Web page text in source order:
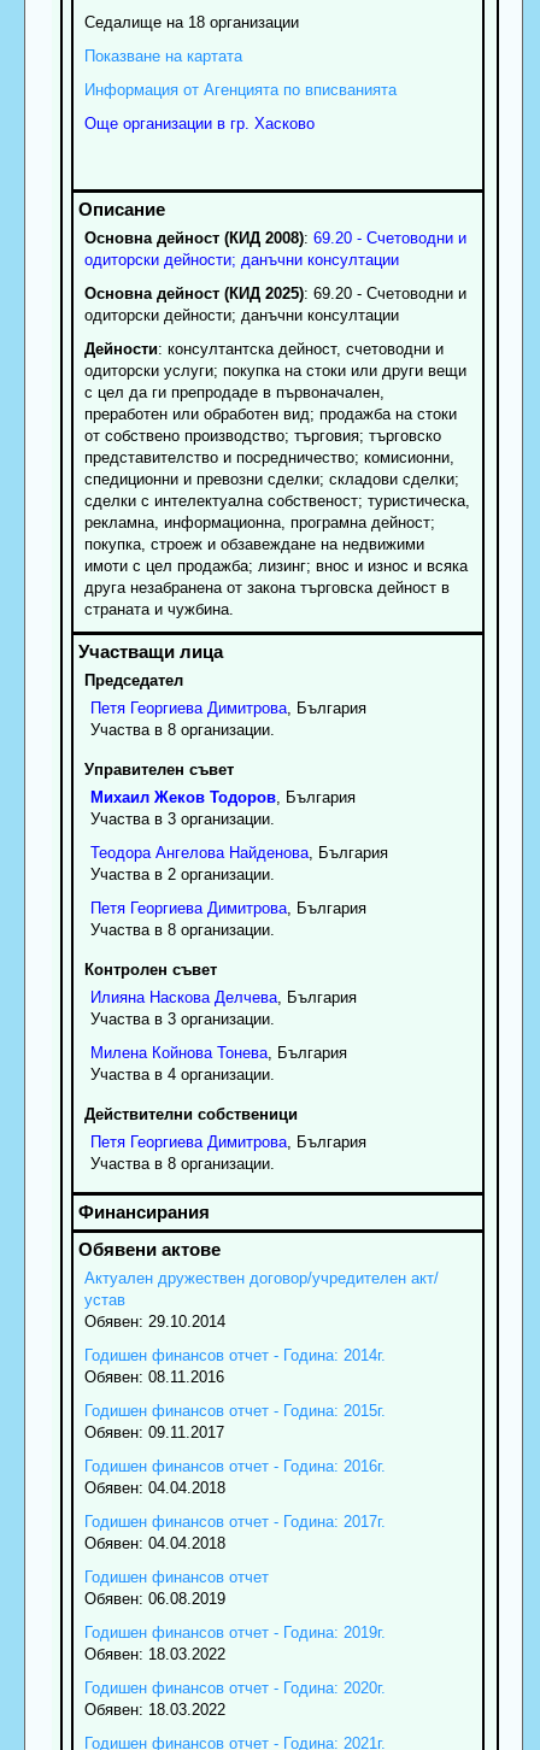
Седалище на 18 организации
Показване на картата
Информация от Агенцията по вписванията
Още организации в гр. Хасково
Основна дейност (КИД 2008): 69.20 - Счетоводни и
одиторски дейности; данъчни консултации
Основна дейност (КИД 2025): 69.20 - Счетоводни и
одиторски дейности; данъчни консултации
Дейности: консултантска дейност, счетоводни и
одиторски услуги; покупка на стоки или други вещи
с цел да ги препродаде в първоначален,
преработен или обработен вид; продажба на стоки
от собствено производство; търговия; търговско
представителство и посредничество; комисионни,
спедиционни и превозни сделки; складови сделки;
сделки с интелектуална собственост; туристическа,
рекламна, информационна, програмна дейност;
покупка, строеж и обзавеждане на недвижими
имоти с цел продажба; лизинг; внос и износ и всяка
друга незабранена от закона търговска дейност в
страната и чужбина.
Председател
Петя Георгиева Димитрова, България
Участва в 8 организации.
Управителен съвет
Михаил Жеков Тодоров, България
Участва в 3 организации.
Теодора Ангелова Найденова, България
Участва в 2 организации.
Петя Георгиева Димитрова, България
Участва в 8 организации.
Контролен съвет
Илияна Наскова Делчева, България
Участва в 3 организации.
Милена Койнова Тонева, България
Участва в 4 организации.
Действителни собственици
Петя Георгиева Димитрова, България
Участва в 8 организации.
Актуален дружествен договор/учредителен акт/
устав
Обявен: 29.10.2014
Годишен финансов отчет - Година: 2014г.
Обявен: 08.11.2016
Годишен финансов отчет - Година: 2015г.
Обявен: 09.11.2017
Годишен финансов отчет - Година: 2016г.
Обявен: 04.04.2018
Годишен финансов отчет - Година: 2017г.
Обявен: 04.04.2018
Годишен финансов отчет
Обявен: 06.08.2019
Годишен финансов отчет - Година: 2019г.
Обявен: 18.03.2022
Годишен финансов отчет - Година: 2020г.
Обявен: 18.03.2022
Годишен финансов отчет - Година: 2021г.